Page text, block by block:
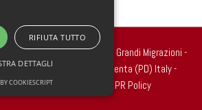
reserved. - Centro Studi Grandi Migrazioni -
n.2 - 35010 Carmignano di Brenta (PD) Italy -
Cookie Policy GDPR Policy
RIFIUTA TUTTO
DETTAGLI
COOKIESCRIPT